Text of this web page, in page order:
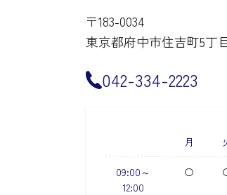
〒183-0034
東京都府中市住吉町5丁
042-334-2223
月
09:00～
12:00
〇